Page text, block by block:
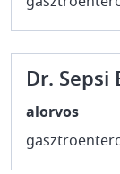
Dr. Sepsi
alorvos